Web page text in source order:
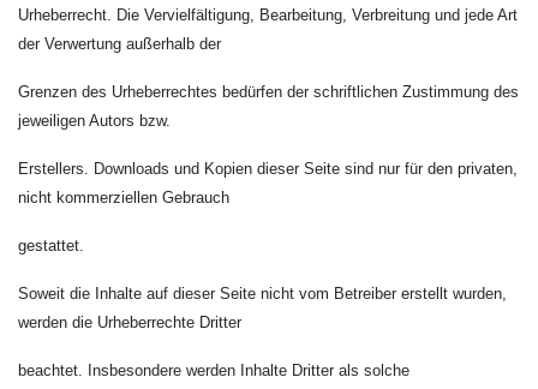
Urheberrecht. Die Vervielfältigung, Bearbeitung, Verbreitung und jede Art
der Verwertung außerhalb der
Grenzen des Urheberrechtes bedürfen der schriftlichen Zustimmung des
jeweiligen Autors bzw.
Erstellers. Downloads und Kopien dieser Seite sind nur für den privaten,
nicht kommerziellen Gebrauch
gestattet.
Soweit die Inhalte auf dieser Seite nicht vom Betreiber erstellt wurden,
werden die Urheberrechte Dritter
beachtet. Insbesondere werden Inhalte Dritter als solche